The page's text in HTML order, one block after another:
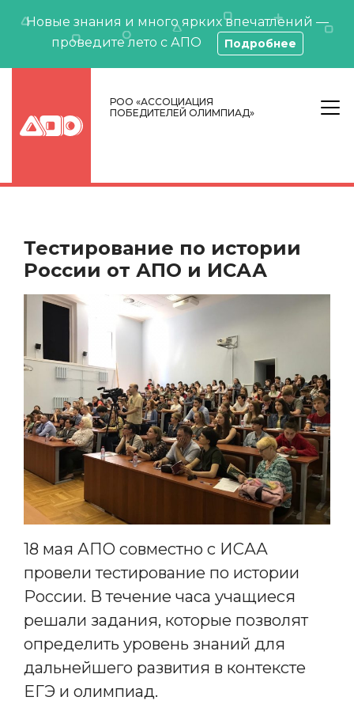
Новые знания и много ярких впечатлений —
проведите лето с АПО
Подробнее
РОО «АССОЦИАЦИЯ
ПОБЕДИТЕЛЕЙ ОЛИМПИАД»
Тестирование по истории
России от АПО и ИСАА
18 мая АПО совместно с ИСАА
провели тестирование по истории
России. В течение часа учащиеся
решали задания, которые позволят
определить уровень знаний для
дальнейшего развития в контексте
ЕГЭ и олимпиад.